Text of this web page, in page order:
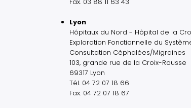
Lyon
Hôpitaux du Nord - Hôpital de la
Exploration Fonctionnelle du
Consultation Céphalées/Migraines
103, grande rue de la Croix-Rousse
69317 Lyon
Tél. 04 72 07 18 66
Fax. 04 72 07 18 67